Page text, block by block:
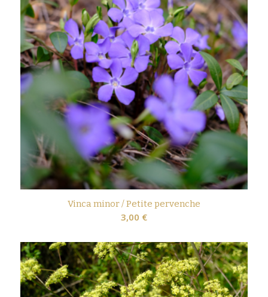
Vinca minor / Petite pervenche
3,00 €